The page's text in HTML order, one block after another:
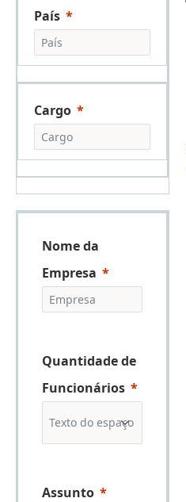
País
Cargo
Nome da
Empresa
Quantidade de
Funcionários
Assunto